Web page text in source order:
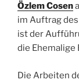
Özlem Cosen
im Auftrag
ist der
die Ehemalige
Die Arbeiten